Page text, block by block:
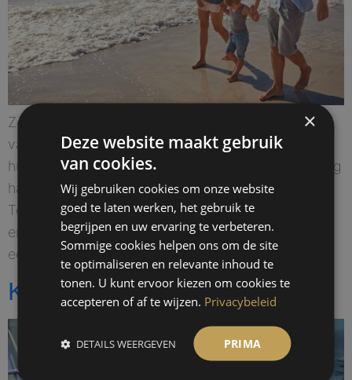
Zorgeloos de deur uit tijdens je vakantie De
vakantie is geboekt, de koffers zijn gepakt en het
huis is opgeruimd. Toch blijft er vaak nog één vraag
hangen: staat alles thuis wel goed als ik weg ben?
Terwijl jij geniet van je vrije dagen, loopt de
energiemeter gewoon door. Met een paar
eenvoudige stappen houd […]
Klant in beeld: Peter Visser
×
Deze website maakt gebruik
van cookies.
Wij gebruiken cookies om onze website
goed te laten werken, het gebruik te
begrijpen en uw ervaring te verbeteren.
Sommige cookies helpen ons om de site
te optimaliseren en relevante inhoud te
tonen. U kunt ervoor kiezen om cookies te
accepteren of af te wijzen. Privacybeleid
PRIMA
DETAILS WEERGEVEN